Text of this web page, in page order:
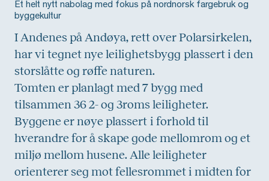
Et helt nytt nabolag med fokus på nordnorsk fargebruk og
byggekultur
I Andenes på Andøya, rett over Polarsirkelen,
har vi tegnet nye leilighetsbygg plassert i den
storslåtte og røffe naturen.
Tomten er planlagt med 7 bygg med
tilsammen 36 2- og 3roms leiligheter.
Byggene er nøye plassert i forhold til
hverandre for å skape gode mellomrom og et
miljø mellom husene. Alle leiligheter
orienterer seg mot fellesrommet i midten for